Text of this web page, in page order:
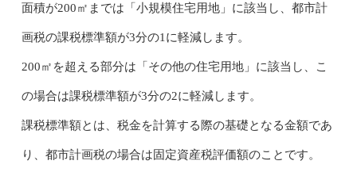
面積が200㎡までは「小規模住宅用地」に該当し、都市計
画税の課税標準額が3分の1に軽減します。
200㎡を超える部分は「その他の住宅用地」に該当し、こ
の場合は課税標準額が3分の2に軽減します。
課税標準額とは、税金を計算する際の基礎となる金額であ
り、都市計画税の場合は固定資産税評価額のことです。